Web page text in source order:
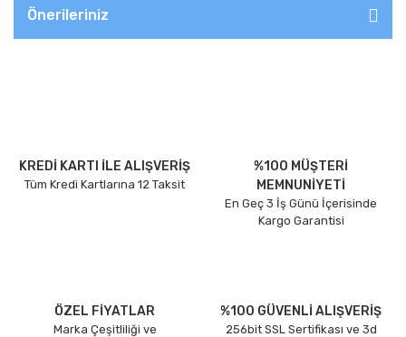
Önerileriniz
KREDİ KARTI İLE ALIŞVERİŞ
Tüm Kredi Kartlarına 12 Taksit
%100 MÜŞTERİ
MEMNUNİYETİ
En Geç 3 İş Günü İçerisinde
Kargo Garantisi
ÖZEL FİYATLAR
Marka Çeşitliliği ve
%100 GÜVENLİ ALIŞVERİŞ
256bit SSL Sertifikası ve 3d